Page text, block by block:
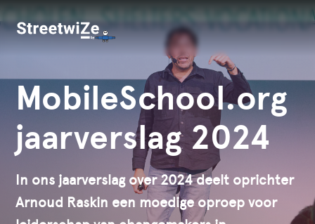
MobileSchool.org
jaarverslag 2024
In ons jaarverslag over 2024 deelt oprichter
Arnoud Raskin een moedige oproep voor